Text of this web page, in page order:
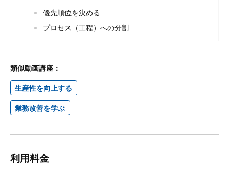
優先順位を決める
プロセス（工程）への分割
類似動画講座：
生産性を向上する
業務改善を学ぶ
利用料金